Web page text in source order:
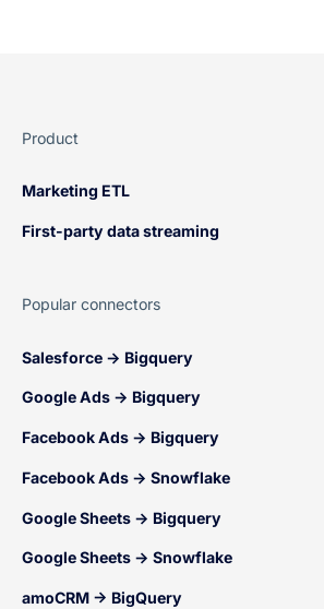
Product
Marketing ETL
First-party data streaming
Popular connectors
Salesforce → Bigquery
Google Ads → Bigquery
Facebook Ads → Bigquery
Facebook Ads → Snowflake
Google Sheets → Bigquery
Google Sheets → Snowflake
amoCRM → BigQuery